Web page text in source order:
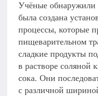
Учёные обнаружили
была создана
процессы, которые
пищеварительном
сладкие продукты
в растворе соляной
сока. Они
с различной